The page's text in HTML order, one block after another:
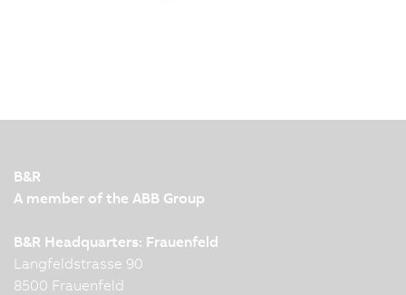
B&R
A member of the ABB Group
B&R Headquarters: Frauenfeld
Langfeldstrasse 90
8500 Frauenfeld